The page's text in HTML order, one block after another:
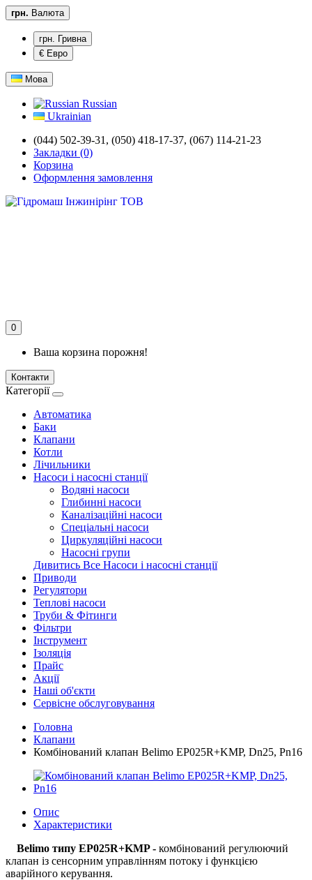
грн. Валюта
грн. Гривна
€ Евро
Мова
Russian
Ukrainian
(044) 502-39-31, (050) 418-17-37, (067) 114-21-23
Закладки (0)
Корзина
Оформлення замовлення
0
Ваша корзина порожня!
Контакти
Категорії
Автоматика
Баки
Клапани
Котли
Лічильники
Насоси і насосні станції
Водяні насоси
Глибинні насоси
Каналізаційні насоси
Спеціальні насоси
Циркуляційні насоси
Насосні групи
Дивитись Все Насоси і насосні станції
Приводи
Регулятори
Теплові насоси
Труби & Фітинги
Фільтри
Інструмент
Ізоляція
Прайс
Акції
Наші об'єкти
Сервісне обслуговування
Головна
Клапани
Комбінований клапан Belimo EP025R+KMP, Dn25, Pn16
Опис
Характеристики
Belimo типу EP025R+KMP - комбінований регулюючий
клапан із сенсорним управлінням потоку і функцією
аварійного керування.